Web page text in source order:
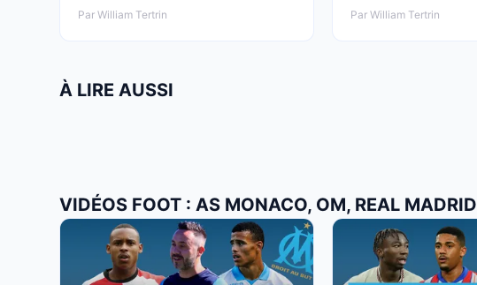
Par William Tertrin Par William Tertrin
À LIRE AUSSI
VIDÉOS FOOT : AS MONACO, OM, REAL MADRID